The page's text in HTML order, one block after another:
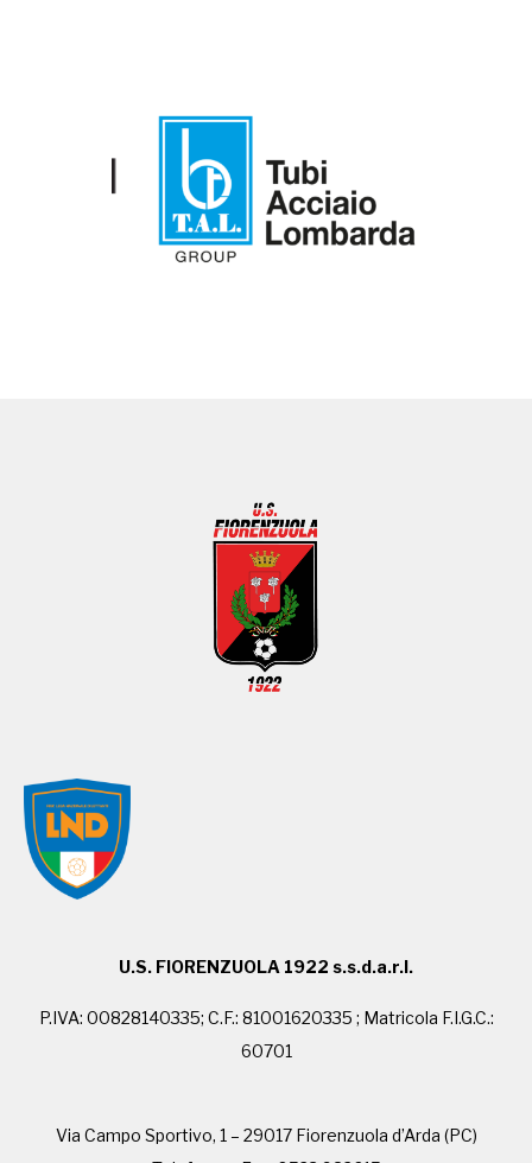
U.S. FIORENZUOLA 1922 s.s.d.a.r.l.
P.IVA: 00828140335; C.F.: 81001620335 ; Matricola F.I.G.C.:
60701
Via Campo Sportivo, 1 – 29017 Fiorenzuola d’Arda (PC)